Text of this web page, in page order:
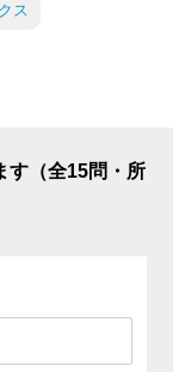
ス
す（全15問・所